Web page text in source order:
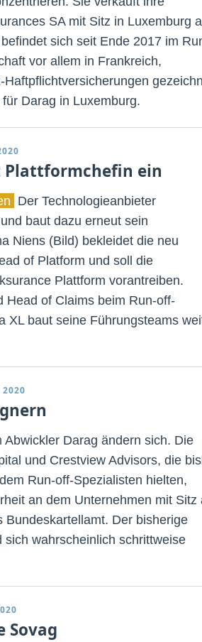
SA mit Sitz in Luxemburg
sich seit Ende 2017 im
vor allem in Frankreich,
Darag in Luxemburg.
ein
Der Technologieanbieter
baut dazu erneut sein
Niens (Bild) bekleidet die neu
of Platform und soll die
Plattform vorantreiben.
Head of Claims beim Run-off-
XL baut seine Führungsteams
2020
Darag ändern sich. Die
und Crestview Advisors, die
Run-off-Spezialisten hielten,
an dem Unternehmen mit Sitz
Der bisherige
wahrscheinlich schrittweise
Sovag